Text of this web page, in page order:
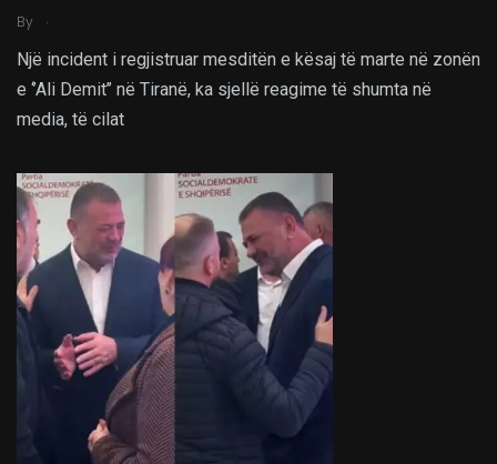
By .
Një incident i regjistruar mesditën e kësaj të marte në zonën
e ‘’Ali Demit’’ në Tiranë, ka sjellë reagime të shumta në
media, të cilat